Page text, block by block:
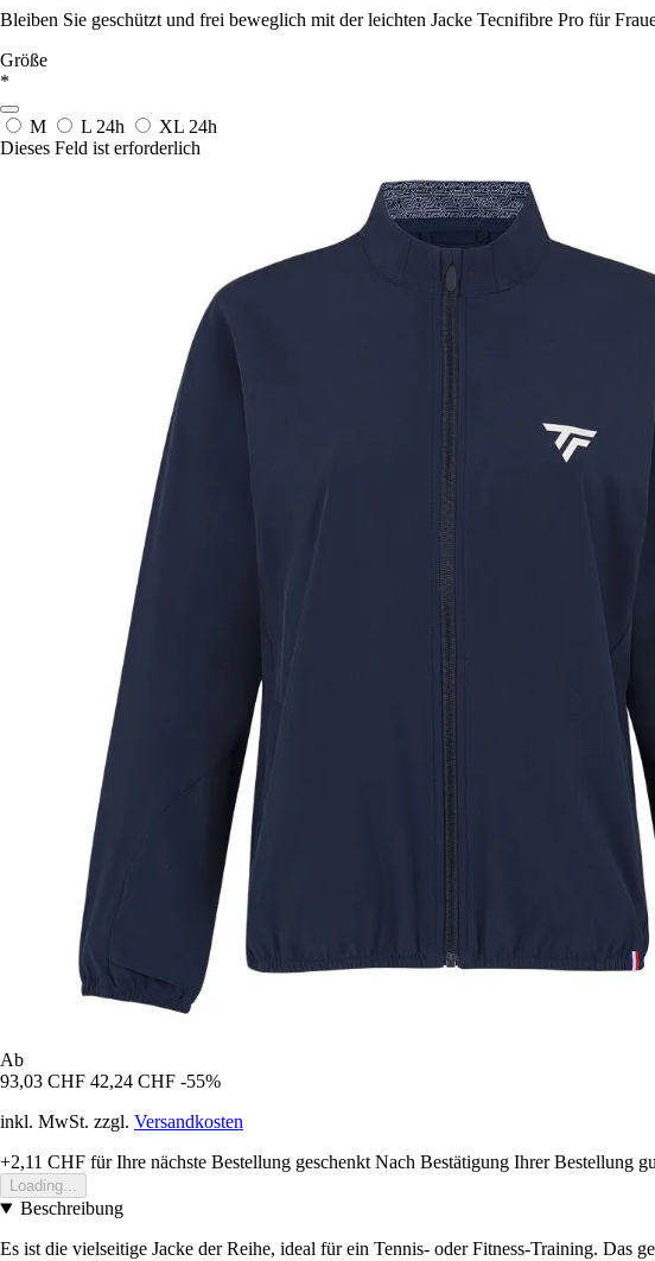
Bleiben Sie geschützt und frei beweglich mit der leichten Jacke Tecnifibre Pro für
Größe
*
M L 24h XL 24h
Dieses Feld ist erforderlich
Ab
93,03 CHF 42,24 CHF -55%
inkl. MwSt. zzgl. Versandkosten
+2,11 CHF für Ihre nächste Bestellung geschenkt Nach Bestätigung Ihrer Bestellung
Loading...
Beschreibung
Es ist die vielseitige Jacke der Reihe, ideal für ein Tennis- oder Fitness-Training. Das